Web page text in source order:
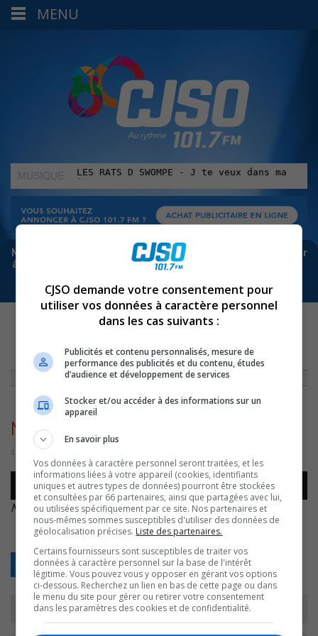
MUSIQUE
:
Meta bloque les infos sur Facebook. Pour ne rien manquer
à Sorel-Tracy et la région, abonne-toi à notre infolettre :
CHRONIQUES »LES SUGGESTIONS LITTÉRAIRES DE MÉLISSA
DU 18 OCTOBRE» MELISSA – CAPSULE –
MELISSA – capsule –
18 octobre 2022 | Par Équipe CJSO
Lecteur
audio
00:00
MELISSA – capsule –.
Retour
MENU
CJSO demande votre consentement pour
utiliser vos données à caractère personnel
dans les cas suivants :
Publicités et contenu personnalisés, mesure de
performance des publicités et du contenu, études
d’audience et développement de services
Stocker et/ou accéder à des informations sur un
appareil
En savoir plus
Vos données à caractère personnel seront traitées, et les
informations liées à votre appareil (cookies, identifiants
uniques et autres types de données) pourront être stockées
et consultées par 66 partenaires, ainsi que partagées avec lui,
ou utilisées spécifiquement par ce site. Nos partenaires et
nous-mêmes sommes susceptibles d'utiliser des données de
géolocalisation précises. Liste des partenaires.
Certains fournisseurs sont susceptibles de traiter vos
données à caractère personnel sur la base de l'intérêt
légitime. Vous pouvez vous y opposer en gérant vos options
ci-dessous. Recherchez un lien en bas de cette page ou dans
le menu du site pour gérer ou retirer votre consentement
dans les paramètres des cookies et de confidentialité.